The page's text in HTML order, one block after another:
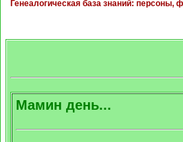
Генеалогическая база знаний: персоны,
Мамин день...